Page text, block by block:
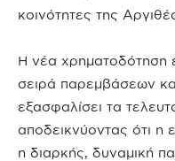
κοινότητες της
Η νέα χρηματοδότηση
σειρά παρεμβάσεων
εξασφαλίσει τα
αποδεικνύοντας ότι η
η διαρκής, δυναμική